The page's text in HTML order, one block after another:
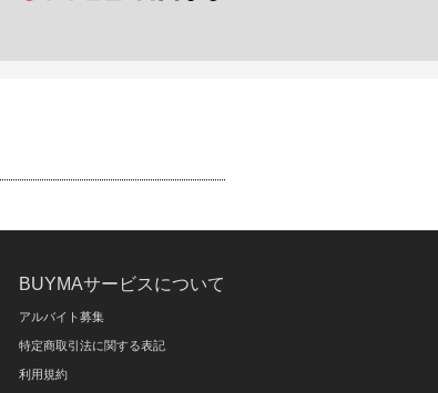
BUYMAサービスについて
アルバイト募集
特定商取引法に関する表記
利用規約